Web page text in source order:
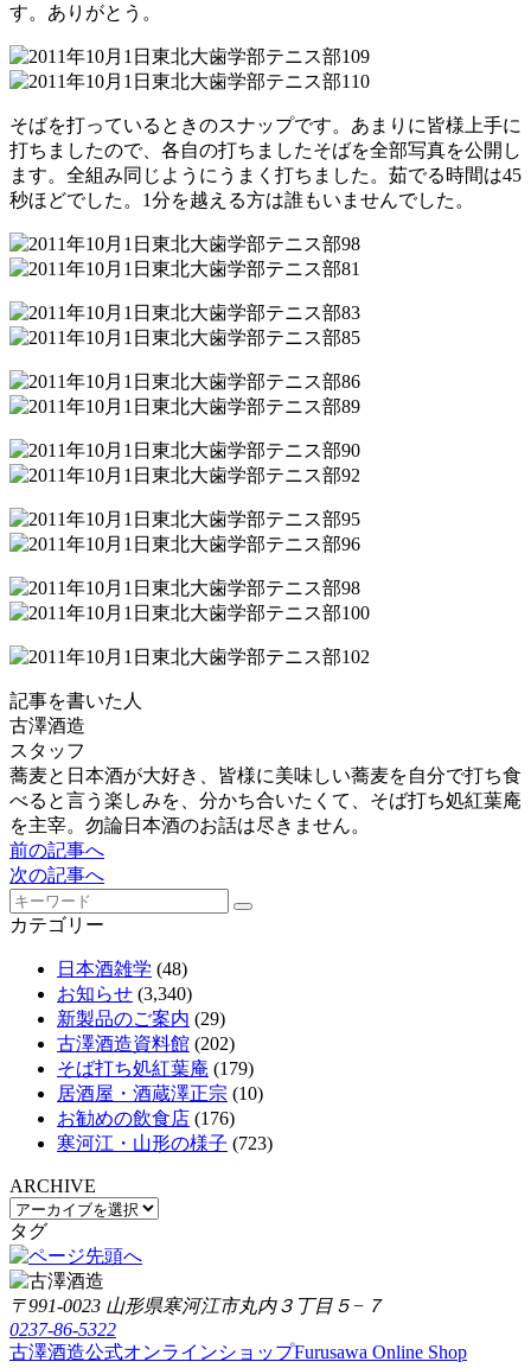
す。ありがとう。
そばを打っているときのスナップです。あまりに皆様上手に
打ちましたので、各自の打ちましたそばを全部写真を公開し
ます。全組み同じようにうまく打ちました。茹でる時間は45
秒ほどでした。1分を越える方は誰もいませんでした。
記事を書いた人
古澤酒造
スタッフ
蕎麦と日本酒が大好き、皆様に美味しい蕎麦を自分で打ち食
べると言う楽しみを、分かち合いたくて、そば打ち処紅葉庵
を主宰。勿論日本酒のお話は尽きません。
前の記事へ
次の記事へ
カテゴリー
日本酒雑学 (48)
お知らせ (3,340)
新製品のご案内 (29)
古澤酒造資料館 (202)
そば打ち処紅葉庵 (179)
居酒屋・酒蔵澤正宗 (10)
お勧めの飲食店 (176)
寒河江・山形の様子 (723)
ARCHIVE
タグ
〒991-0023 山形県寒河江市丸内３丁目５−７
0237-86-5322
古澤酒造公式オンラインショップFurusawa Online Shop